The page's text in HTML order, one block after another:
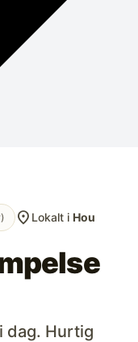
location_on Lokalt i Hou
dag. Hurtig